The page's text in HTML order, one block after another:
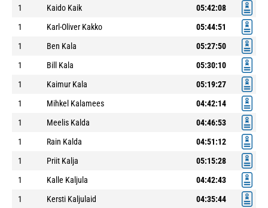
1
Kaido Kaik
05:42:08
1
Karl-Oliver Kakko
05:44:51
1
Ben Kala
05:27:50
1
Bill Kala
05:30:10
1
Kaimur Kala
05:19:27
1
Mihkel Kalamees
04:42:14
1
Meelis Kalda
04:46:53
1
Rain Kalda
04:51:12
1
Priit Kalja
05:15:28
1
Kalle Kaljula
04:42:43
1
Kersti Kaljulaid
04:35:44